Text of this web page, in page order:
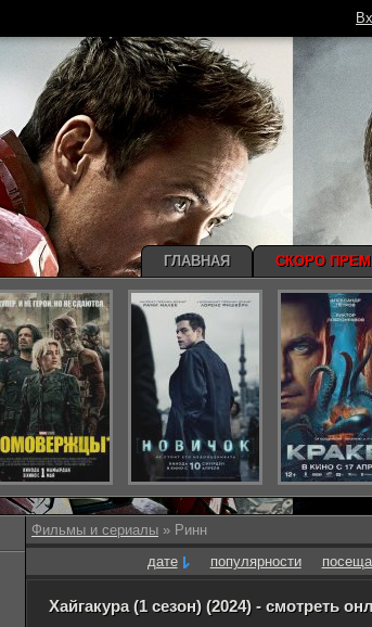
Фильмы и сериалы » Ринн
дате
популярности
Хайгакура (1 сезон) (2024) - смотреть
ГЛАВНАЯ СКОРО